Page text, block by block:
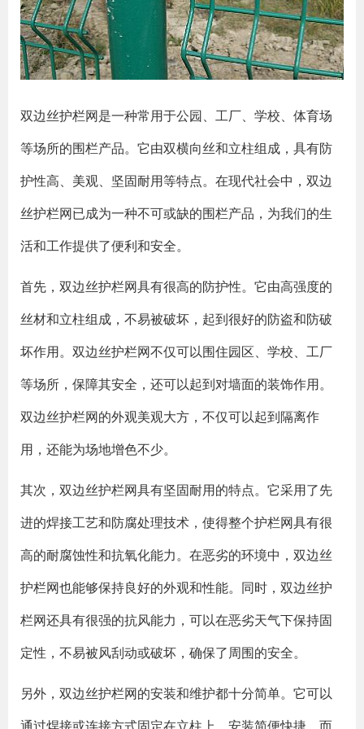
双边丝护栏网是一种常用于公园、工厂、学校、体育场
等场所的围栏产品。它由双横向丝和立柱组成，具有防
护性高、美观、坚固耐用等特点。在现代社会中，双边
丝护栏网已成为一种不可或缺的围栏产品，为我们的生
活和工作提供了便利和安全。
首先，双边丝护栏网具有很高的防护性。它由高强度的
丝材和立柱组成，不易被破坏，起到很好的防盗和防破
坏作用。双边丝护栏网不仅可以围住园区、学校、工厂
等场所，保障其安全，还可以起到对墙面的装饰作用。
双边丝护栏网的外观美观大方，不仅可以起到隔离作
用，还能为场地增色不少。
其次，双边丝护栏网具有坚固耐用的特点。它采用了先
进的焊接工艺和防腐处理技术，使得整个护栏网具有很
高的耐腐蚀性和抗氧化能力。在恶劣的环境中，双边丝
护栏网也能够保持良好的外观和性能。同时，双边丝护
栏网还具有很强的抗风能力，可以在恶劣天气下保持固
定性，不易被风刮动或破坏，确保了周围的安全。
另外，双边丝护栏网的安装和维护都十分简单。它可以